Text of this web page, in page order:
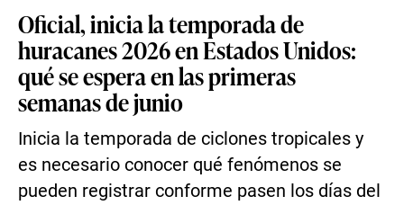
Oficial, inicia la temporada de
huracanes 2026 en Estados Unidos:
qué se espera en las primeras
semanas de junio
Inicia la temporada de ciclones tropicales y
es necesario conocer qué fenómenos se
pueden registrar conforme pasen los días del